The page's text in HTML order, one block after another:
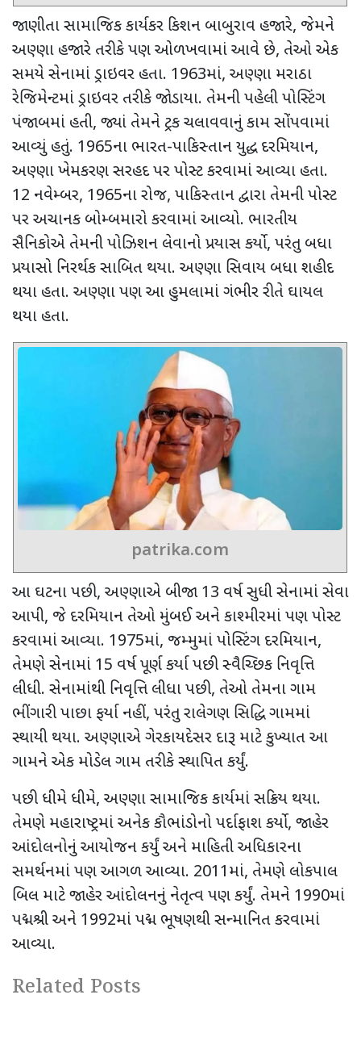
જાણીતા સામાજિક કાર્યકર કિશન બાબુરાવ હજારે, જેમને
અણ્ણા હજારે તરીકે પણ ઓળખવામાં આવે છે, તેઓ એક
સમયે સેનામાં ડ્રાઇવર હતા. 1963માં, અણ્ણા મરાઠા
રેજિમેન્ટમાં ડ્રાઇવર તરીકે જોડાયા. તેમની પહેલી પોસ્ટિંગ
પંજાબમાં હતી, જ્યાં તેમને ટ્રક ચલાવવાનું કામ સોંપવામાં
આવ્યું હતું. 1965ના ભારત-પાકિસ્તાન યુદ્ધ દરમિયાન,
અણ્ણા ખેમકરણ સરહદ પર પોસ્ટ કરવામાં આવ્યા હતા.
12 નવેમ્બર, 1965ના રોજ, પાકિસ્તાન દ્વારા તેમની પોસ્ટ
પર અચાનક બોમ્બમારો કરવામાં આવ્યો. ભારતીય
સૈનિકોએ તેમની પોઝિશન લેવાનો પ્રયાસ કર્યો, પરંતુ બધા
પ્રયાસો નિરર્થક સાબિત થયા. અણ્ણા સિવાય બધા શહીદ
થયા હતા. અણ્ણા પણ આ હુમલામાં ગંભીર રીતે ઘાયલ
થયા હતા.
patrika.com
આ ઘટના પછી, અણ્ણાએ બીજા 13 વર્ષ સુધી સેનામાં સેવા
આપી, જે દરમિયાન તેઓ મુંબઈ અને કાશ્મીરમાં પણ પોસ્ટ
કરવામાં આવ્યા. 1975માં, જમ્મુમાં પોસ્ટિંગ દરમિયાન,
તેમણે સેનામાં 15 વર્ષ પૂર્ણ કર્યા પછી સ્વૈચ્છિક નિવૃત્તિ
લીધી. સેનામાંથી નિવૃત્તિ લીધા પછી, તેઓ તેમના ગામ
ભીંગારી પાછા ફર્યા નહીં, પરંતુ રાલેગણ સિદ્ધિ ગામમાં
સ્થાયી થયા. અણ્ણાએ ગેરકાયદેસર દારૂ માટે કુખ્યાત આ
ગામને એક મોડેલ ગામ તરીકે સ્થાપિત કર્યું.
પછી ધીમે ધીમે, અણ્ણા સામાજિક કાર્યમાં સક્રિય થયા.
તેમણે મહારાષ્ટ્રમાં અનેક કૌભાંડોનો પર્દાફાશ કર્યો, જાહેર
આંદોલનોનું આયોજન કર્યું અને માહિતી અધિકારના
સમર્થનમાં પણ આગળ આવ્યા. 2011માં, તેમણે લોકપાલ
બિલ માટે જાહેર આંદોલનનું નેતૃત્વ પણ કર્યું. તેમને 1990માં
પદ્મશ્રી અને 1992માં પદ્મ ભૂષણથી સન્માનિત કરવામાં
આવ્યા.
Related Posts